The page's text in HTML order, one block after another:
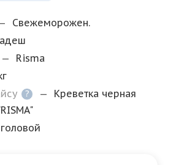
Свежеморожен.
—
Risma
? —
Креветка черная